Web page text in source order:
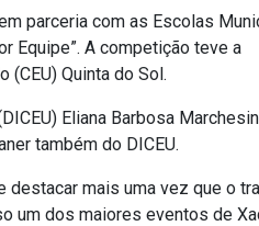
parceria com as Escolas
Equipe”. A competição teve a
Quinta do Sol.
Eliana Barbosa
também do DICEU.
destacar mais uma vez que o
um dos maiores eventos de